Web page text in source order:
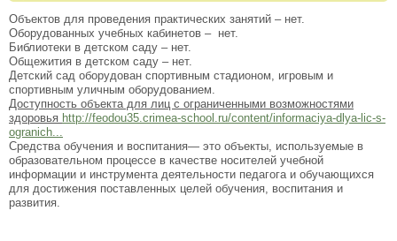
Объектов для проведения практических занятий – нет.
Оборудованных учебных кабинетов – нет.
Библиотеки в детском саду – нет.
Общежития в детском саду – нет.
Детский сад оборудован спортивным стадионом, игровым и
спортивным уличным оборудованием.
Доступность объекта для лиц с ограниченными возможностями
здоровья http://feodou35.crimea-school.ru/content/informaciya-dlya-lic-s-
ogranich...
Средства обучения и воспитания— это объекты, используемые в
образовательном процессе в качестве носителей учебной
информации и инструмента деятельности педагога и обучающихся
для достижения поставленных целей обучения, воспитания и
развития.